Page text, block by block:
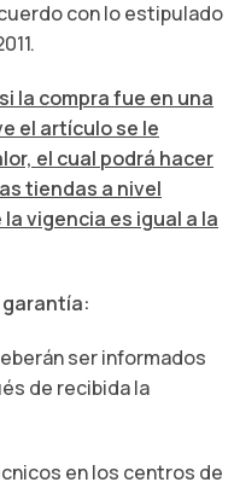
con lo estipulado
la compra fue en una
el artículo se le
el cual podrá hacer
tiendas a nivel
vigencia es igual a la
ser informados
de recibida la
en los centros de